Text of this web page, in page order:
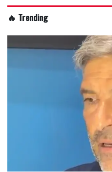
🔥 Trending